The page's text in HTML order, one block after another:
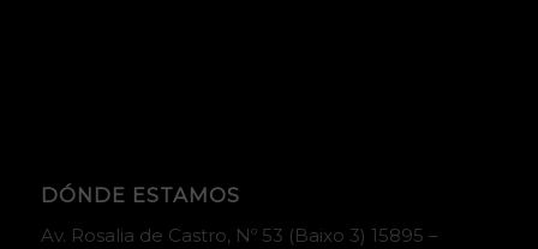
DÓNDE ESTAMOS
Av. Rosalia de Castro, Nº 53 (Baixo 3) 15895 –